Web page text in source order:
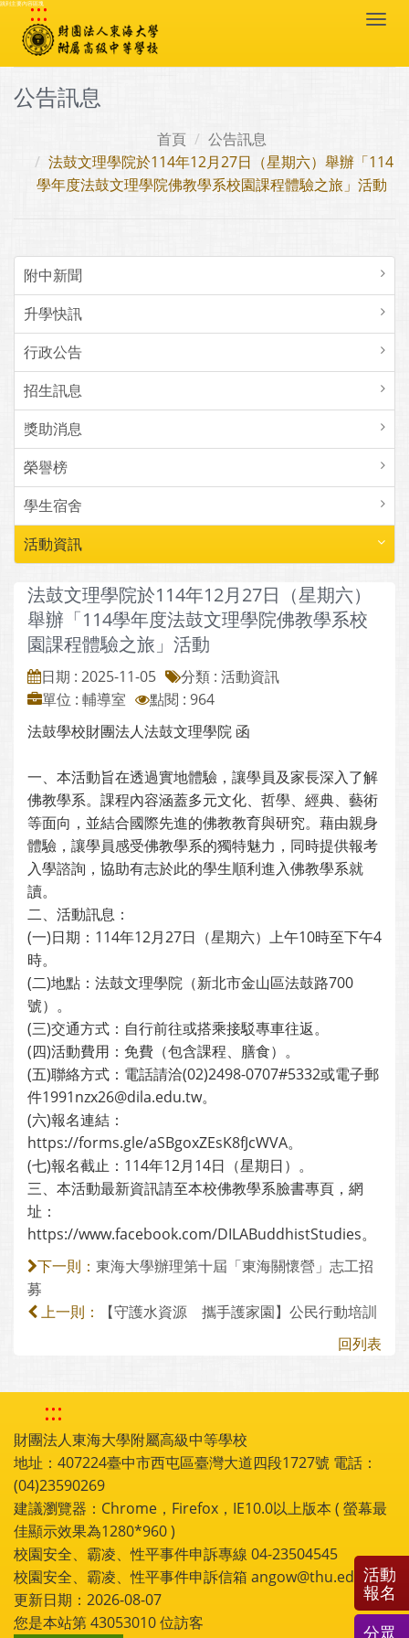
跳到主要內容區塊
:::
公告訊息
首頁
公告訊息
法鼓文理學院於114年12月27日（星期六）舉辦「114
學年度法鼓文理學院佛教學系校園課程體驗之旅」活動
附中新聞
升學快訊
行政公告
招生訊息
獎助消息
榮譽榜
學生宿舍
活動資訊
法鼓文理學院於114年12月27日（星期六）
舉辦「114學年度法鼓文理學院佛教學系校
園課程體驗之旅」活動
日期 : 2025-11-05
分類 : 活動資訊
單位 : 輔導室
點閱 : 964
法鼓學校財團法人法鼓文理學院 函
一、本活動旨在透過實地體驗，讓學員及家長深入了解
佛教學系。課程內容涵蓋多元文化、哲學、經典、藝術
等面向，並結合國際先進的佛教教育與研究。藉由親身
體驗，讓學員感受佛教學系的獨特魅力，同時提供報考
入學諮詢，協助有志於此的學生順利進入佛教學系就
讀。
二、活動訊息：
(一)日期：114年12月27日（星期六）上午10時至下午4
時。
(二)地點：法鼓文理學院（新北市金山區法鼓路700
號）。
(三)交通方式：自行前往或搭乘接駁專車往返。
(四)活動費用：免費（包含課程、膳食）。
(五)聯絡方式：電話請洽(02)2498-0707#5332或電子郵
件1991nzx26@dila.edu.tw。
(六)報名連結：
https://forms.gle/aSBgoxZEsK8fJcWVA。
(七)報名截止：114年12月14日（星期日）。
三、本活動最新資訊請至本校佛教學系臉書專頁，網
址：
https://www.facebook.com/DILABuddhistStudies。
下一則： 東海大學辦理第十屆「東海關懷營」志工招
募
上一則：
【守護水資源 攜手護家園】公民行動培訓
回列表
:::
財團法人東海大學附屬高級中等學校
地址：407224臺中市西屯區臺灣大道四段1727號 電話：
(04)23590269
建議瀏覽器：Chrome，Firefox，IE10.0以上版本 ( 螢幕最
佳顯示效果為1280*960 )
校園安全、霸凌、性平事件申訴專線 04-23504545
校園安全、霸凌、性平事件申訴信箱 angow@thu.edu.tw
更新日期：2026-08-07
您是本站第43053010位訪客
活動
報名
分眾